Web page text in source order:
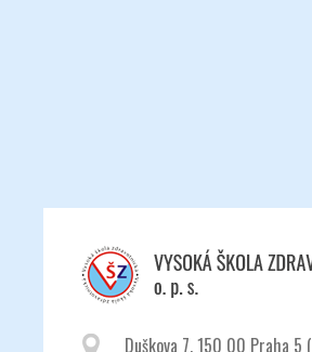
Duškova 7, 150 00 Praha 5 (